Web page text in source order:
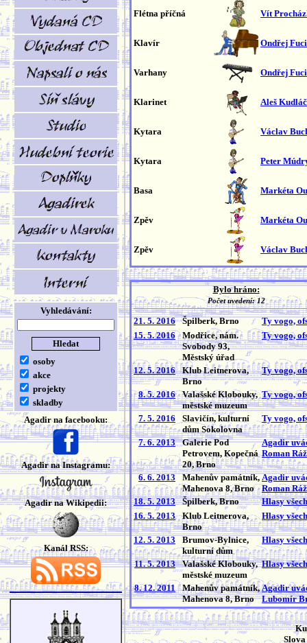
Vyhledávání:
osoby
akce
projekty
skladby
Agadir na facebooku:
Agadir na Instagramu:
Agadir na Wikipedii:
Kanál RSS:
Flétna příčná Vít
Klavír Ondřej
Varhany Ondřej
Klarinet Aleš
Kytara Václav
Kytara Peter
Basa Markéta
Zpěv Markéta
Zpěv Václav
Bylo hráno:
Počet uvedení: 12
21. 5. 2016 Špilberk, Brno
Ty vogo,
15. 5. 2016
Modřice, nám.
Svobody 93,
Městský úřad
Ty vogo,
12. 5. 2016
Klub Leitnerova,
Brno
Ty vogo,
8. 5. 2016
Valašské Klobouky,
městské muzeum
Ty vogo,
7. 5. 2016
Slavičín, kulturní
dům Sokolovna
Ty vogo,
7. 6. 2013
Galerie Pod
Petrovem, Kopečná
20, Brno
Agadir
Roman Ráž
6. 6. 2013
Mahenův památník,
Mahenova 8, Brno
Agadir
Roman Ráž
18. 5. 2013
Špilberk, Brno
Hlasy
16. 5. 2013
Klub Leitnerova,
Brno
Hlasy
12. 5. 2013
Brumov-Bylnice,
kulturní dům
Hlasy
11. 5. 2013
Valašské Klobouky,
městské muzeum
Hlasy
8. 12. 2011
Mahenův památník,
Mahenova 8, Brno
Agadir
Lubomír
Slova